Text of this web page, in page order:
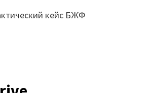
кейс БЖФ